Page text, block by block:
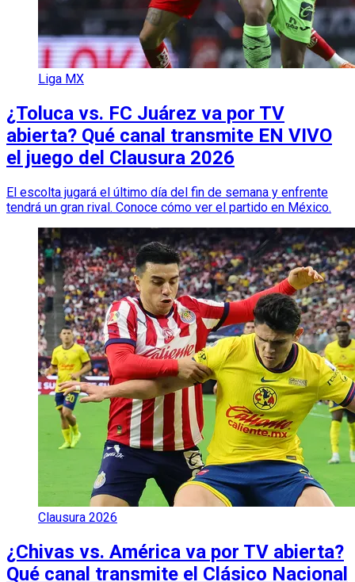
Liga MX
¿Toluca vs. FC Juárez va por TV
abierta? Qué canal transmite EN VIVO
el juego del Clausura 2026
El escolta jugará el último día del fin de semana y enfrente
tendrá un gran rival. Conoce cómo ver el partido en México.
Clausura 2026
¿Chivas vs. América va por TV abierta?
Qué canal transmite el Clásico Nacional